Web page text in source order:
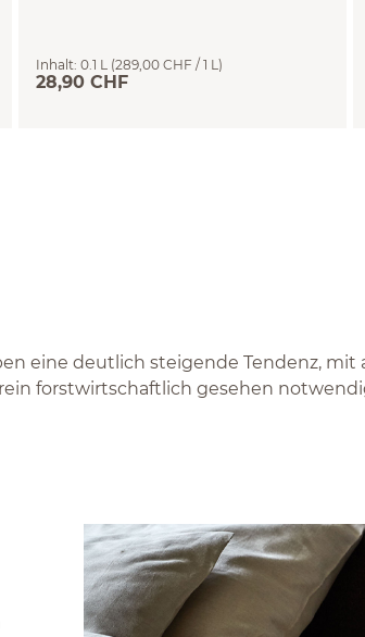
Inhalt: 0.1 L (289,00 CHF / 1 L)
28,90 CHF
eine deutlich steigende Tendenz,
forstwirtschaftlich gesehen